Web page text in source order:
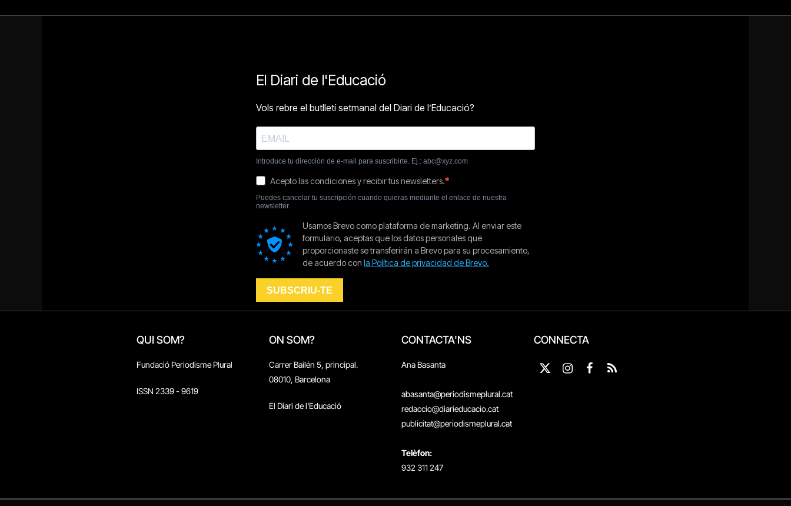
QUI SOM?
Fundació Periodisme Plural
ISSN 2339 - 9619
ON SOM?
Carrer Bailén 5, principal.
08010, Barcelona
El Diari de l'Educació
CONTACTA'NS
Ana Basanta
abasanta@periodismeplural.cat
redaccio@diarieducacio.cat
publicitat@periodismeplural.cat
Telèfon:
932 311 247
CONNECTA
X
Instagram
Facebook
RSS